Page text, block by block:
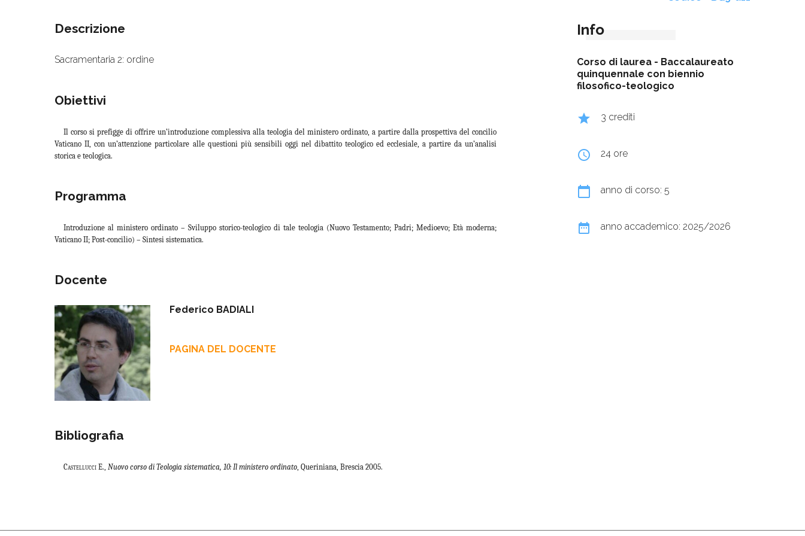
Descrizione
Sacramentaria 2: ordine
Obiettivi
Il corso si prefigge di offrire un’introduzione complessiva alla teologia del ministero ordinato, a partire dalla prospettiva del concilio
Vaticano II, con un’attenzione particolare alle questioni più sensibili oggi nel dibattito teologico ed ecclesiale, a partire da un’analisi
storica e teologica.
Programma
Introduzione al ministero ordinato – Sviluppo storico-teologico di tale teologia (Nuovo Testamento; Padri; Medioevo; Età moderna;
Vaticano II; Post-concilio) – Sintesi sistematica.
Docente
Federico BADIALI
PAGINA DEL DOCENTE
Bibliografia
Castellucci E.,Nuovo corso di Teologia sistematica, 10: Il ministero ordinato, Queriniana, Brescia 2005.
Info
Corso di laurea - Baccalaureato
quinquennale con biennio
filosofico-teologico
grade 3 crediti
query_builder 24 ore
calendar_today anno di corso: 5
date_range anno accademico: 2025/2026